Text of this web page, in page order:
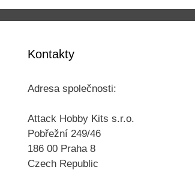
Kontakty
Adresa společnosti:
Attack Hobby Kits s.r.o.
Pobřežní 249/46
186 00 Praha 8
Czech Republic